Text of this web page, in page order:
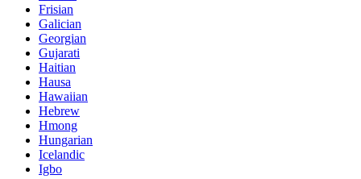
Frisian
Galician
Georgian
Gujarati
Haitian
Hausa
Hawaiian
Hebrew
Hmong
Hungarian
Icelandic
Igbo